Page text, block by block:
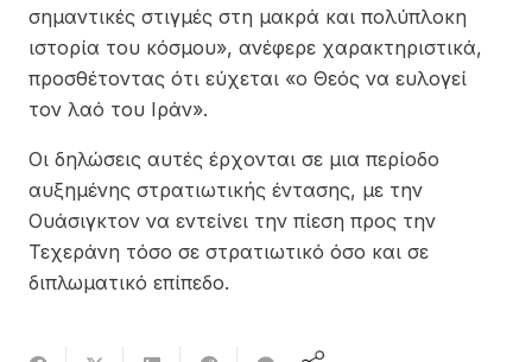
σημαντικές στιγμές στη μακρά και πολύπλοκη
ιστορία του κόσμου», ανέφερε χαρακτηριστικά,
προσθέτοντας ότι εύχεται «ο Θεός να ευλογεί
τον λαό του Ιράν».
Οι δηλώσεις αυτές έρχονται σε μια περίοδο
αυξημένης στρατιωτικής έντασης, με την
Ουάσιγκτον να εντείνει την πίεση προς την
Τεχεράνη τόσο σε στρατιωτικό όσο και σε
διπλωματικό επίπεδο.